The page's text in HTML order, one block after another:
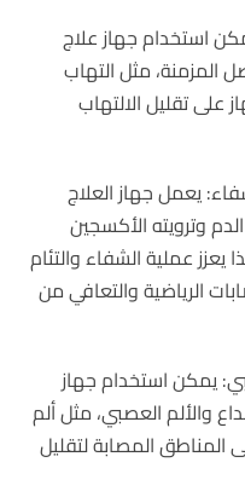
استخدام جهاز علاج
مثل التهاب
على تقليل الالتهاب
يعمل جهاز العلاج
وترويته الأكسجين
يعزز عملية الشفاء والتئام
الرياضية والتعافي من
يمكن استخدام جهاز
والألم العصبي، مثل ألم
المناطق المصابة لتقليل